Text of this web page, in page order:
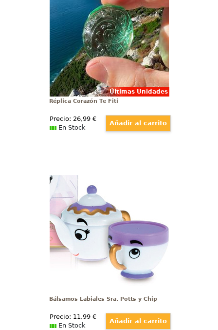
Últimas Unidades
transportará al fascinante mundo
del Pacífico inspirado en la
película Vaiana Waialiki (Moana),
la legendaria historia del fin del
mundo.
Réplica Corazón Te Fiti
Precio: 26,99€
En Stock
Bálsamos Labiales Sra. Potts y Chip
Conjunto de dos bálsamos
labiales de la Sra. Potts y Chip
basados en el clásico de Disney
“La Bella y la Bestia”. Este
precioso set está compuesto la
Sra. Potts de 7 gr., que es una
preciosa tetera y la divertida
tacita Chip de 5 gr.,
Bálsamos Labiales Sra. Potts y Chip
Precio: 11,99€
En Stock